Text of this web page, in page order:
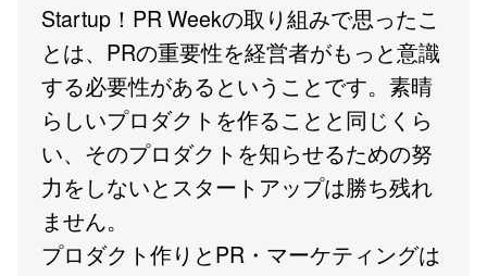
Startup！PR Weekの取り組みで思ったこ
とは、PRの重要性を経営者がもっと意識
する必要性があるということです。素晴
らしいプロダクトを作ることと同じくら
い、そのプロダクトを知らせるための努
力をしないとスタートアップは勝ち残れ
ません。
プロダクト作りとPR・マーケティングは